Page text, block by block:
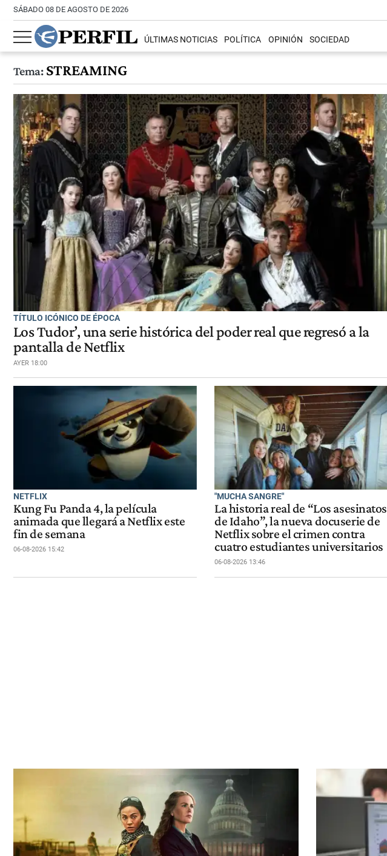
SÁBADO 08 DE AGOSTO DE 2026
ÚLTIMAS NOTICIAS POLÍTICA OPINIÓN SOCIEDAD
Tema:STREAMING
TÍTULO ICÓNICO DE ÉPOCA
Los Tudor’, una serie histórica del poder real que regresó a la
pantalla de Netflix
AYER 18:00
NETFLIX
Kung Fu Panda 4, la película
animada que llegará a Netflix este
fin de semana
06-08-2026 15:42
"MUCHA SANGRE"
La historia real de “Los asesinatos
de Idaho”, la nueva docuserie de
Netflix sobre el crimen contra
cuatro estudiantes universitarios
06-08-2026 13:46